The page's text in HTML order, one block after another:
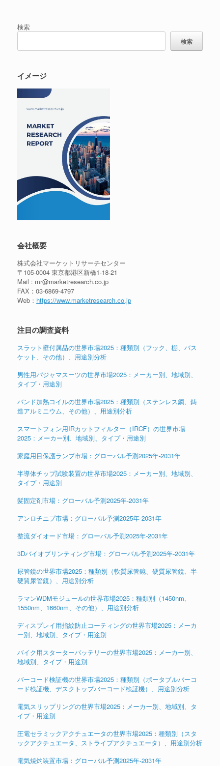
検索
検索
イメージ
会社概要
株式会社マーケットリサーチセンター
〒105-0004 東京都港区新橋1-18-21
Mail : mr@marketresearch.co.jp
FAX：03-6869-4797
Web： https://www.marketresearch.co.jp
注目の調査資料
スラット壁付属品の世界市場2025：種類別（フック、棚、バス
ケット、その他）、用途別分析
男性用パジャマスーツの世界市場2025：メーカー別、地域別、
タイプ・用途別
バンド加熱コイルの世界市場2025：種類別（ステンレス鋼、鋳
造アルミニウム、その他）、用途別分析
スマートフォン用IRカットフィルター（IRCF）の世界市場
2025：メーカー別、地域別、タイプ・用途別
家庭用目保護ランプ市場：グローバル予測2025年-2031年
半導体チップ試験装置の世界市場2025：メーカー別、地域別、
タイプ・用途別
髪固定剤市場：グローバル予測2025年-2031年
アンロチニブ市場：グローバル予測2025年-2031年
整流ダイオード市場：グローバル予測2025年-2031年
3Dバイオプリンティング市場：グローバル予測2025年-2031年
尿管鏡の世界市場2025：種類別（軟質尿管鏡、硬質尿管鏡、半
硬質尿管鏡）、用途別分析
ラマンWDMモジュールの世界市場2025：種類別（1450nm、
1550nm、1660nm、その他）、用途別分析
ディスプレイ用指紋防止コーティングの世界市場2025：メーカ
ー別、地域別、タイプ・用途別
バイク用スターターバッテリーの世界市場2025：メーカー別、
地域別、タイプ・用途別
バーコード検証機の世界市場2025：種類別（ポータブルバーコ
ード検証機、デスクトップバーコード検証機）、用途別分析
電気スリップリングの世界市場2025：メーカー別、地域別、タ
イプ・用途別
圧電セラミックアクチュエータの世界市場2025：種類別（スタ
ックアクチュエータ、ストライプアクチュエータ）、用途別分析
電気焼灼装置市場：グローバル予測2025年-2031年